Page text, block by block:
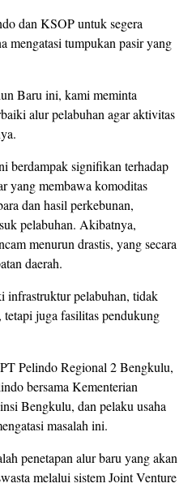
dan KSOP untuk segera
mengatasi tumpukan pasir yang
Baru ini, kami meminta
alur pelabuhan agar aktivitas
berdampak signifikan terhadap
yang membawa komoditas
dan hasil perkebunan,
pelabuhan. Akibatnya,
menurun drastis, yang secara
daerah.
infrastruktur pelabuhan, tidak
juga fasilitas pendukung
Pelindo Regional 2 Bengkulu,
bersama Kementerian
Bengkulu, dan pelaku usaha
masalah ini.
penetapan alur baru yang akan
melalui sistem Joint Venture